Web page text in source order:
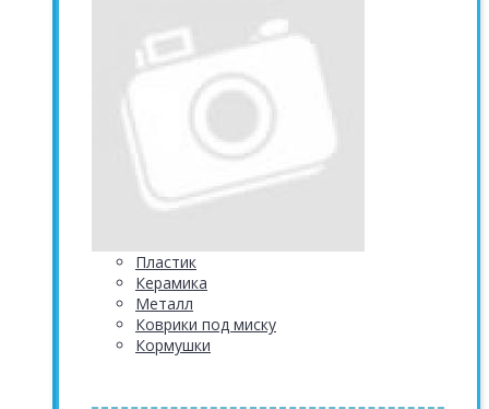
Пластик
Керамика
Металл
Коврики под миску
Кормушки